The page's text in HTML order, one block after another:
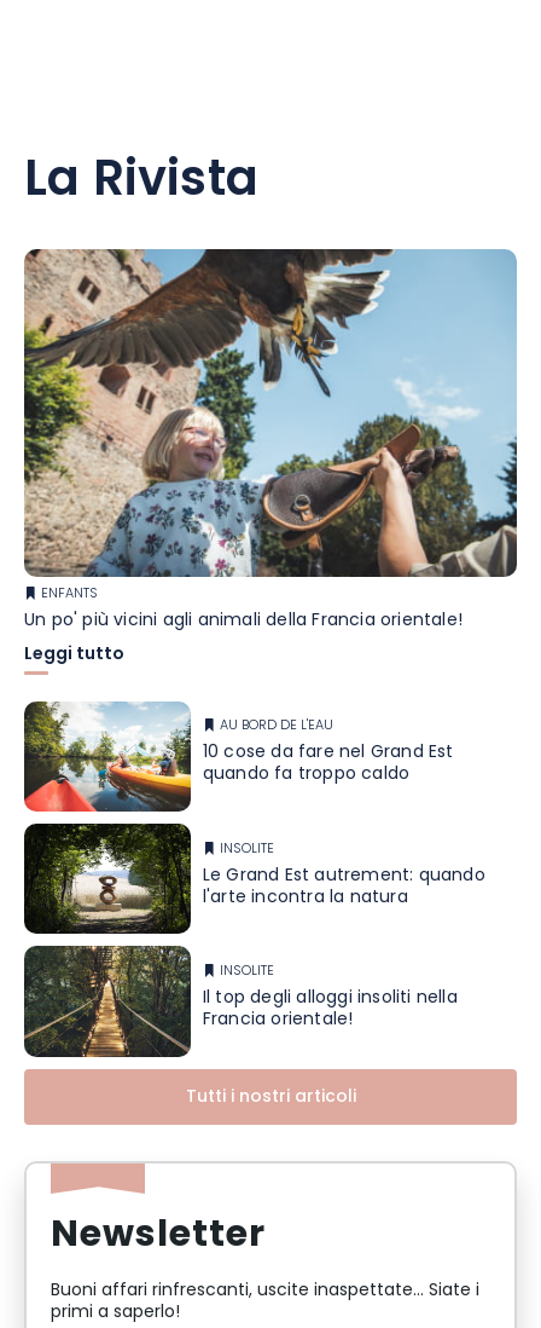
La Rivista
ENFANTS
Un po' più vicini agli animali della Francia orientale!
Leggi tutto
AU BORD DE L'EAU
10 cose da fare nel Grand Est
quando fa troppo caldo
INSOLITE
Le Grand Est autrement: quando
l'arte incontra la natura
INSOLITE
Il top degli alloggi insoliti nella
Francia orientale!
Tutti i nostri articoli
Newsletter
Buoni affari rinfrescanti, uscite inaspettate... Siate i
primi a saperlo!